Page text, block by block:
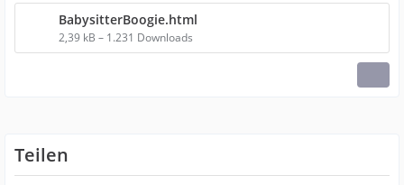
BabysitterBoogie.html
2,39 kB – 1.231 Downloads
Teilen